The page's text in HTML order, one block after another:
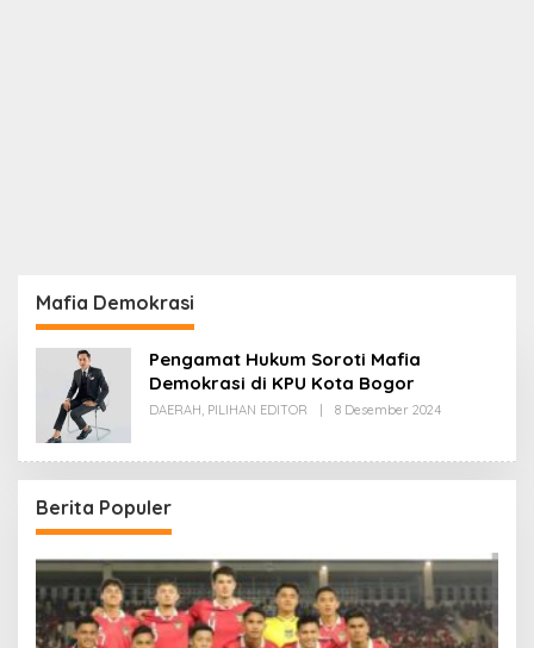
Mafia Demokrasi
Pengamat Hukum Soroti Mafia
Demokrasi di KPU Kota Bogor
DAERAH, PILIHAN EDITOR 8 Desember 2024Oleh
Berita Populer